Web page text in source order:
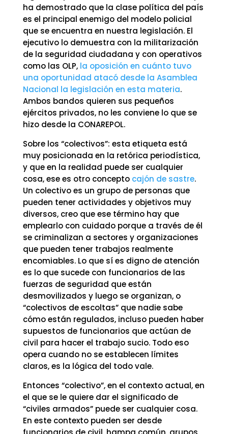
ha demostrado que la clase política del país
es el principal enemigo del modelo policial
que se encuentra en nuestra legislación. El
ejecutivo lo demuestra con la militarización
de la seguridad ciudadana y con operativos
como las OLP, la oposición en cuánto tuvo
una oportunidad atacó desde la Asamblea
Nacional la legislación en esta materia.
Ambos bandos quieren sus pequeños
ejércitos privados, no les conviene lo que se
hizo desde la CONAREPOL.
Sobre los “colectivos”: esta etiqueta está
muy posicionada en la retórica periodística,
y que en la realidad puede ser cualquier
cosa, ese es otro concepto cajón de sastre.
Un colectivo es un grupo de personas que
pueden tener actividades y objetivos muy
diversos, creo que ese término hay que
emplearlo con cuidado porque a través de él
se criminalizan a sectores y organizaciones
que pueden tener trabajos realmente
encomiables. Lo que sí es digno de atención
es lo que sucede con funcionarios de las
fuerzas de seguridad que están
desmovilizados y luego se organizan, o
“colectivos de escoltas” que nadie sabe
cómo están regulados, incluso pueden haber
supuestos de funcionarios que actúan de
civil para hacer el trabajo sucio. Todo eso
opera cuando no se establecen límites
claros, es la lógica del todo vale.
Entonces “colectivo”, en el contexto actual, en
el que se le quiere dar el significado de
“civiles armados” puede ser cualquier cosa.
En este contexto pueden ser desde